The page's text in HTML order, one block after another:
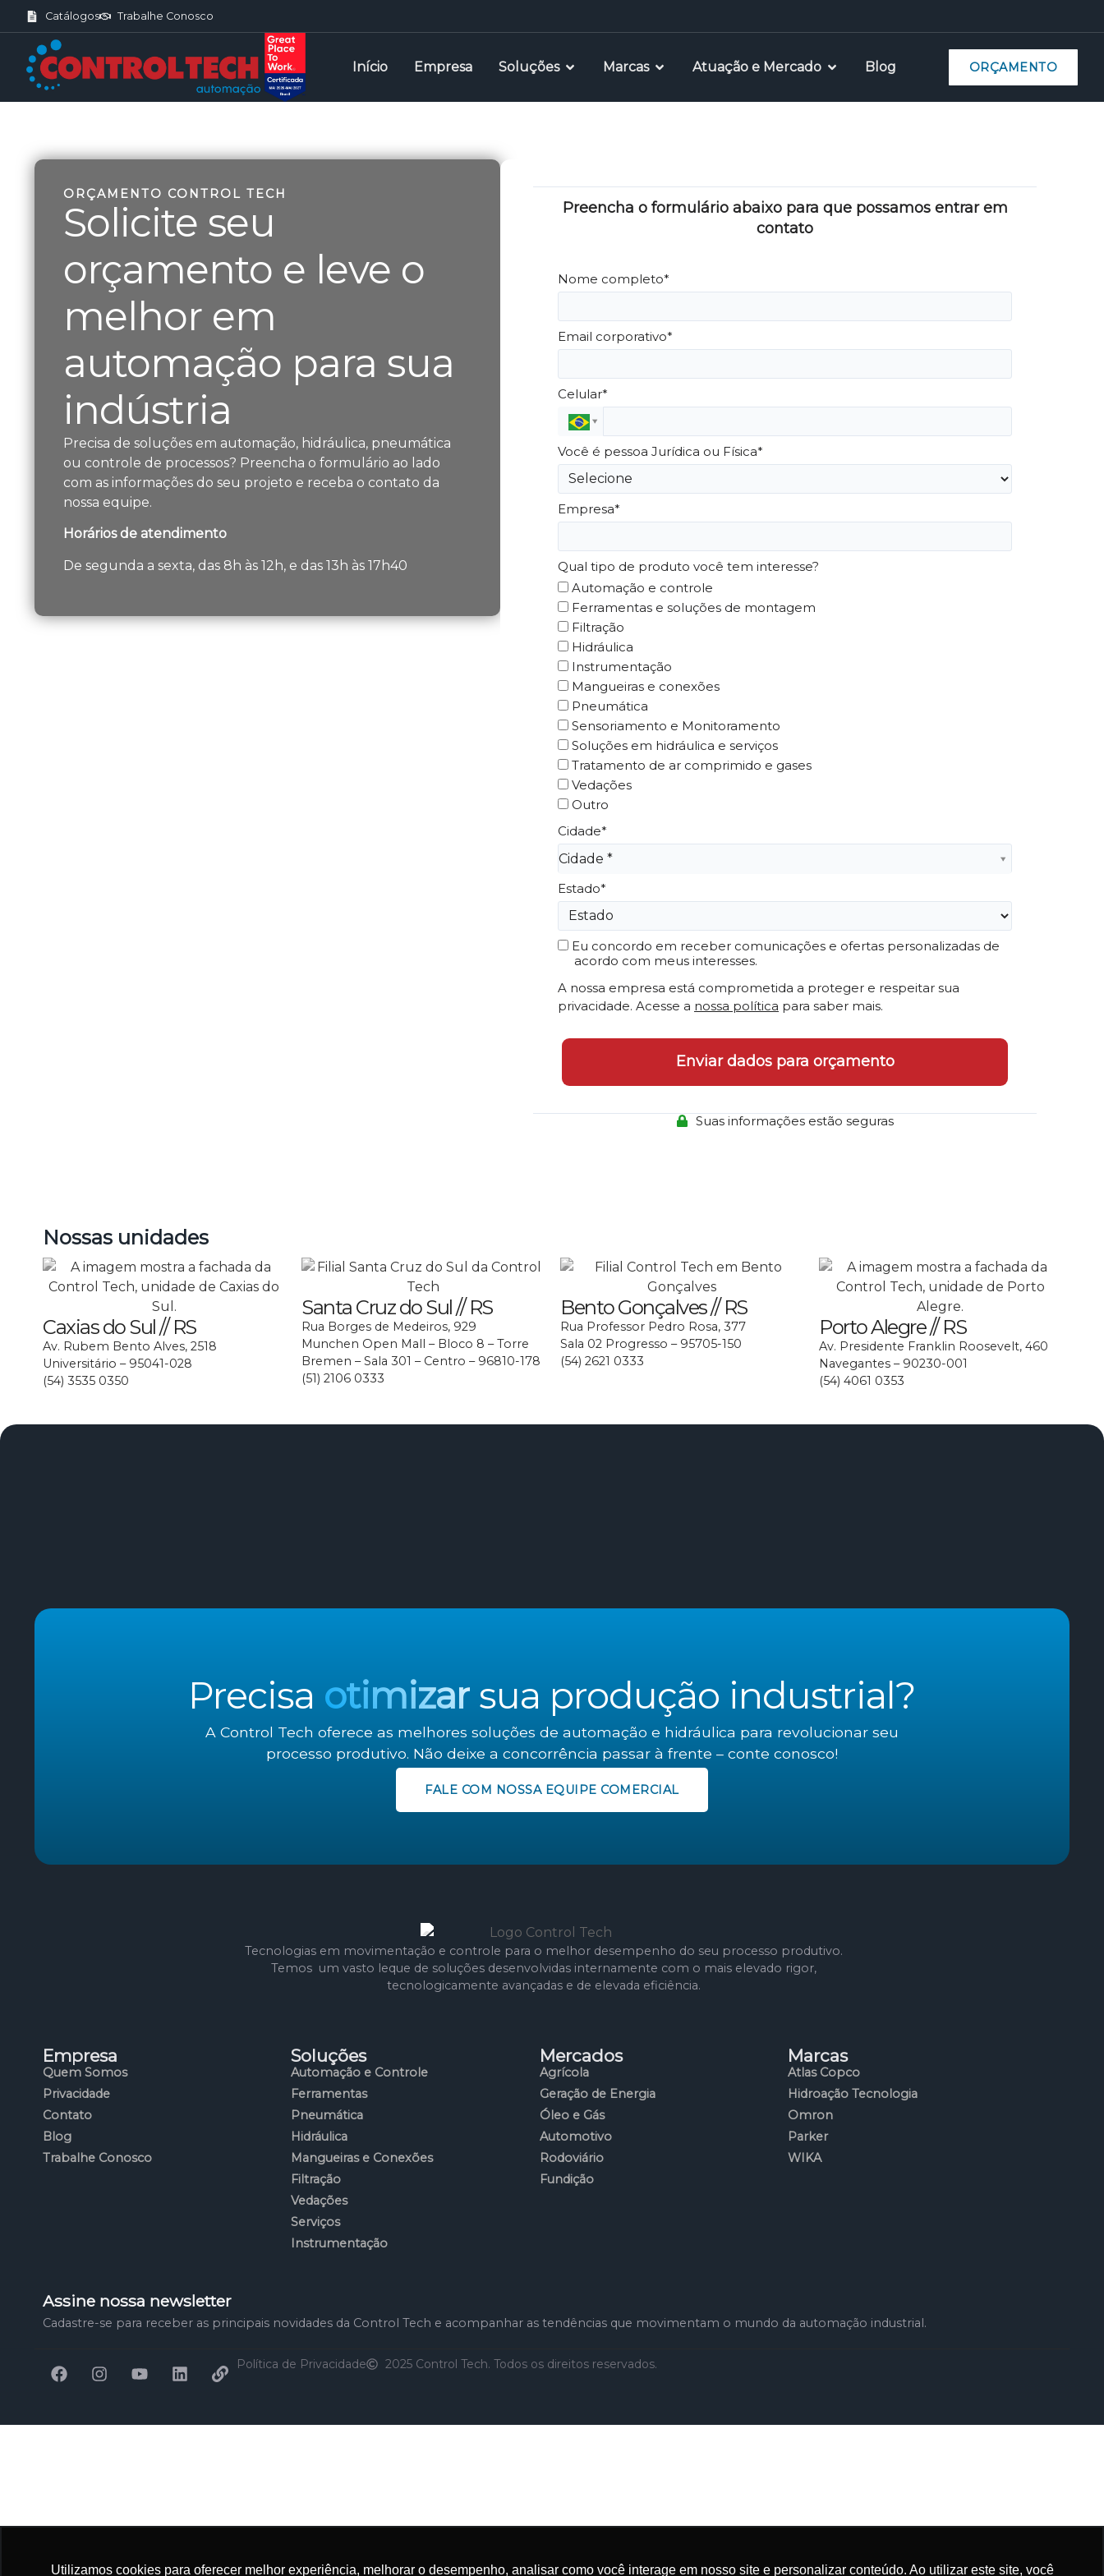
Utilizamos cookies para oferecer melhor experiência, melhorar o desempenho, analisar como você interage em nosso site e personalizar conteúdo. Ao utilizar este site, você
Catálogos Trabalhe Conosco
Início Empresa Soluções Marcas Atuação e Mercado Blog ORÇAMENTO
ORÇAMENTO CONTROL TECH
Solicite seu
orçamento e leve o
melhor em
automação para sua
indústria
Precisa de soluções em automação, hidráulica, pneumática
ou controle de processos? Preencha o formulário ao lado
com as informações do seu projeto e receba o contato da
nossa equipe.
Horários de atendimento
De segunda a sexta, das 8h às 12h, e das 13h às 17h40
Preencha o formulário abaixo para que possamos entrar em
contato
Nome completo*
Email corporativo*
Celular*
Você é pessoa Jurídica ou Física*
Empresa*
Qual tipo de produto você tem interesse?
Automação e controle
Ferramentas e soluções de montagem
Filtração
Hidráulica
Instrumentação
Mangueiras e conexões
Pneumática
Sensoriamento e Monitoramento
Soluções em hidráulica e serviços
Tratamento de ar comprimido e gases
Vedações
Outro
Cidade*
Cidade *
Cidade*
Estado*
Eu concordo em receber comunicações e ofertas personalizadas de
acordo com meus interesses.
A nossa empresa está comprometida a proteger e respeitar sua
privacidade. Acesse a nossa política para saber mais.
Enviar dados para orçamento
Suas informações estão seguras
Nossas unidades
Caxias do Sul // RS
Av. Rubem Bento Alves, 2518
Universitário – 95041-028
(54) 3535 0350
Santa Cruz do Sul // RS
Rua Borges de Medeiros, 929
Munchen Open Mall – Bloco 8 – Torre
Bremen – Sala 301 – Centro – 96810-178
(51) 2106 0333
Bento Gonçalves // RS
Rua Professor Pedro Rosa, 377
Sala 02 Progresso – 95705-150
(54) 2621 0333
Porto Alegre // RS
Av. Presidente Franklin Roosevelt, 460
Navegantes – 90230-001
(54) 4061 0353
Precisa otimizar sua produção industrial?
A Control Tech oferece as melhores soluções de automação e hidráulica para revolucionar seu
processo produtivo. Não deixe a concorrência passar à frente – conte conosco!
FALE COM NOSSA EQUIPE COMERCIAL
Tecnologias em movimentação e controle para o melhor desempenho do seu processo produtivo.
Temos um vasto leque de soluções desenvolvidas internamente com o mais elevado rigor,
tecnologicamente avançadas e de elevada eficiência.
Empresa
Quem Somos
Privacidade
Contato
Blog
Trabalhe Conosco
Soluções
Automação e Controle
Ferramentas
Pneumática
Hidráulica
Mangueiras e Conexões
Filtração
Vedações
Serviços
Instrumentação
Mercados
Agrícola
Geração de Energia
Óleo e Gás
Automotivo
Rodoviário
Fundição
Marcas
Atlas Copco
Hidroação Tecnologia
Omron
Parker
WIKA
Assine nossa newsletter
Cadastre-se para receber as principais novidades da Control Tech e acompanhar as tendências que movimentam o mundo da automação industrial.
Política de Privacidade 2025 Control Tech. Todos os direitos reservados.